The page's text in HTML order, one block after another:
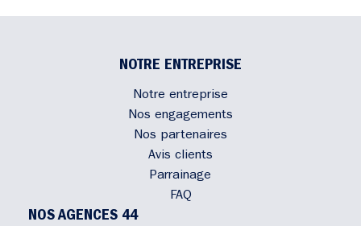
NOTRE ENTREPRISE
Notre entreprise
Nos engagements
Nos partenaires
Avis clients
Parrainage
FAQ
NOS AGENCES 44